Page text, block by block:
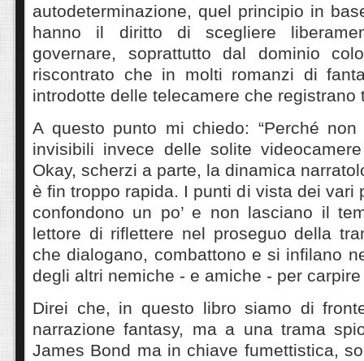
autodeterminazione, quel principio in
hanno il diritto di scegliere
governare, soprattutto dal dominio
riscontrato che in molti romanzi di
introdotte delle telecamere che registrano
A questo punto mi chiedo: “Perché
invisibili invece delle solite
Okay, scherzi a parte, la dinamica
è fin troppo rapida. I punti di vista dei vari
confondono un po’ e non lasciano il
lettore di riflettere nel proseguo della
che dialogano, combattono e si infilano
degli altri nemiche - e amiche - per
Direi che, in questo libro siamo di
narrazione fantasy, ma a una trama
James Bond ma in chiave fumettistica,